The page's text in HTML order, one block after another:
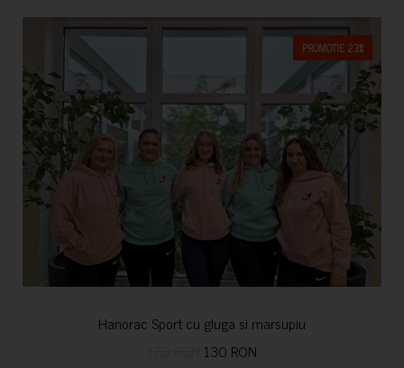
PROMOTIE 23%
Hanorac Sport cu gluga si marsupiu
130 RON